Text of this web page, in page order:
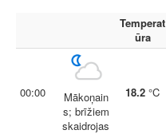
Temperat
ūra
00:00
Mākoņain
s; brīžiem
skaidrojas
18.2 °C